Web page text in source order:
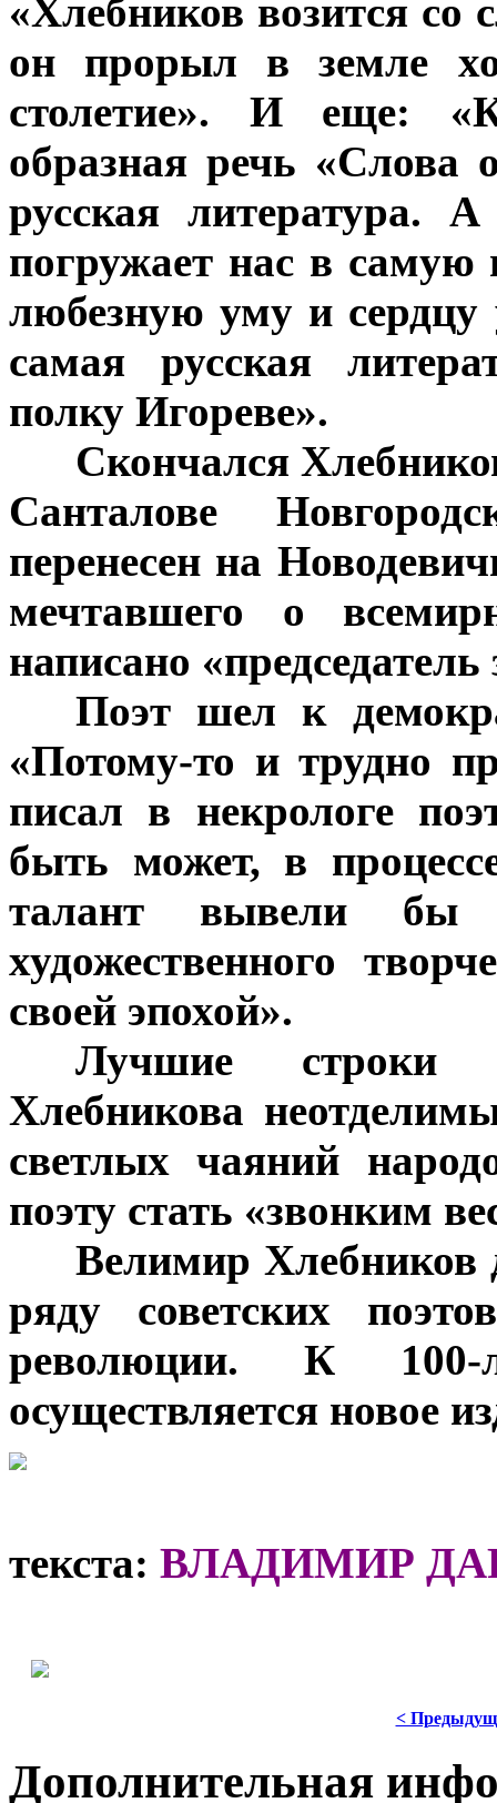
«Хлебников возится со
он прорыл в земле
столетие». И еще:
образная речь «Слова
русская литература.
погружает нас в самую
любезную уму и
самая русская
полку Игореве».
Скончался
Санталове
перенесен на
мечтавшего о
написано
Поэт шел к
«Потому-то и трудно
писал в некрологе
быть может, в
талант вывели
художественного
своей эпохой».
Лучшие строки
Хлебникова
светлых чаяний
поэту стать «звонким
Велимир Хлебников
ряду советских
революции. К
осуществляется новое
текста: ВЛАДИМИР
<
Дополнительная